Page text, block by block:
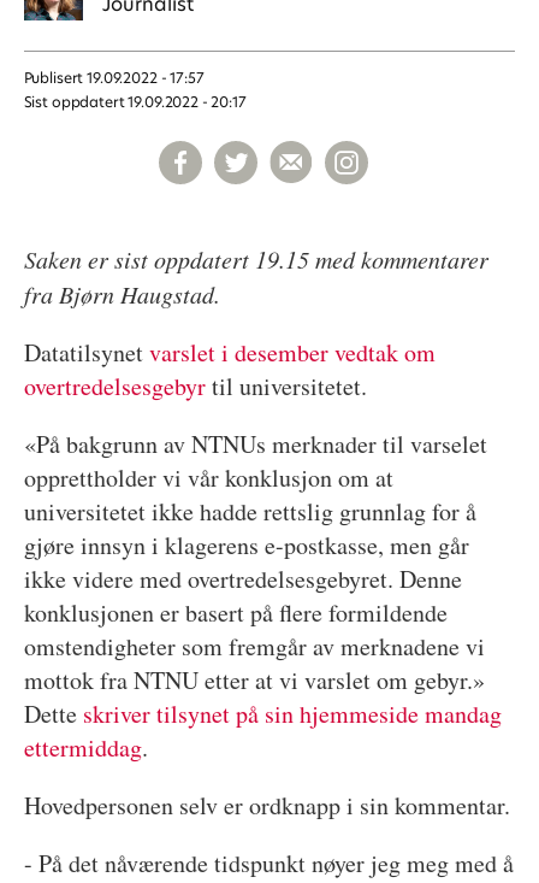
Publisert 19.09.2022 - 17:57
Sist oppdatert 19.09.2022 - 20:17
Saken er sist oppdatert 19.15 med kommentarer
fra Bjørn Haugstad.
Datatilsynetvarslet i desember vedtak om
overtredelsesgebyrtil universitetet.
«På bakgrunn av NTNUs merknader til varselet
opprettholder vi vår konklusjon om at
universitetet ikke hadde rettslig grunnlag for å
gjøre innsyn i klagerens e-postkasse, men går
ikke videre med overtredelsesgebyret. Denne
konklusjonen er basert på flere formildende
omstendigheter som fremgår av merknadene vi
mottok fra NTNU etter at vi varslet om gebyr.»
Dette skriver tilsynet på sin hjemmeside mandag
ettermiddag.
Hovedpersonen selv er ordknapp i sin kommentar.
- På det nåværende tidspunkt nøyer jeg meg med å